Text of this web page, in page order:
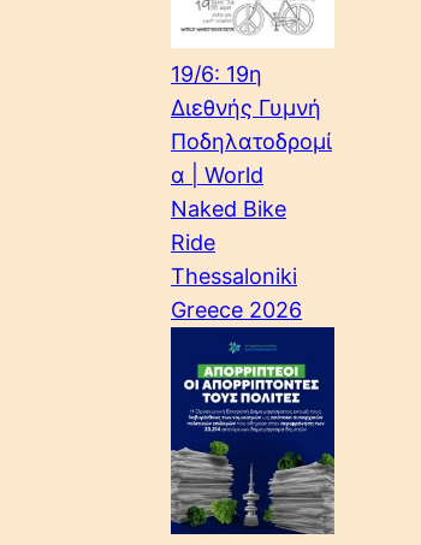
19/6: 19η
Διεθνής Γυμνή
Ποδηλατοδρομί
α | World
Naked Bike
Ride
Thessaloniki
Greece 2026